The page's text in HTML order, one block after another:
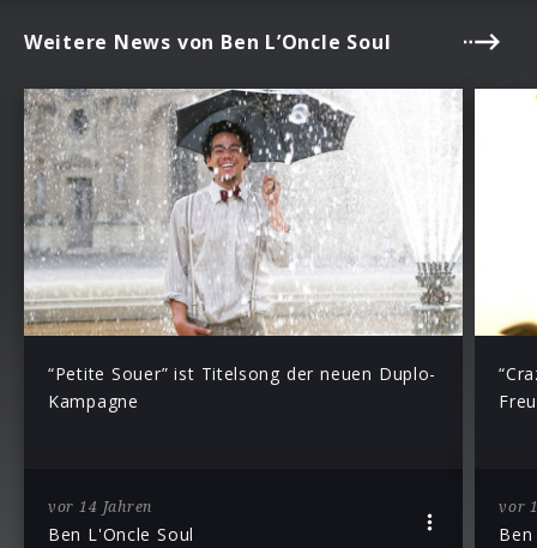
Weitere News von Ben L’Oncle Soul
“Petite Souer” ist Titelsong der neuen Duplo-
Kampagne
vor 14 Jahren
Ben L'Oncle Soul
vor